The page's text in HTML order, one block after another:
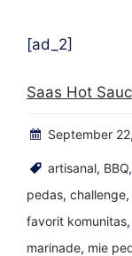
[ad_2]
Saas Hot
September
artisanal, BBQ,
pedas, challenge,
favorit komunitas,
marinade, mie